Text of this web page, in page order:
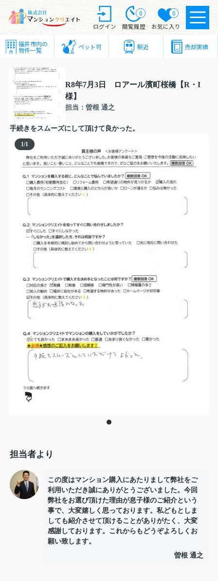
ログイン
0
閲覧履歴
0
お気に入り
福井市内の
物件一覧 ペット可 駅近 売却実績
R8年7月3日 ロアール濱町桜橋【R・I
様】
担当：曽根 通之
手続きをスムーズにして頂けて良かった。
1/1
担当者より
この度はマンション購入にあたりまして弊社をご
利用いただき誠にありがとうございました。今回
弊社をお選び頂けた理由が息子様のご紹介という
事で、大変嬉しく思っております。私どもとしま
しても紹介させて頂けることがありがたく、大変
感謝しております。これからもどうぞよろしくお
願い致します。
曽根 通之